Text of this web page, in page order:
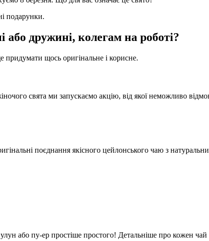
подарунки.
або дружині, колегам на роботі?
щось оригінальне і корисне.
свята ми запускаємо акцію, від якої неможливо
поєднання якісного цейлонського чаю з
або пу-ер простіше простого! Детальніше про кожен чай з